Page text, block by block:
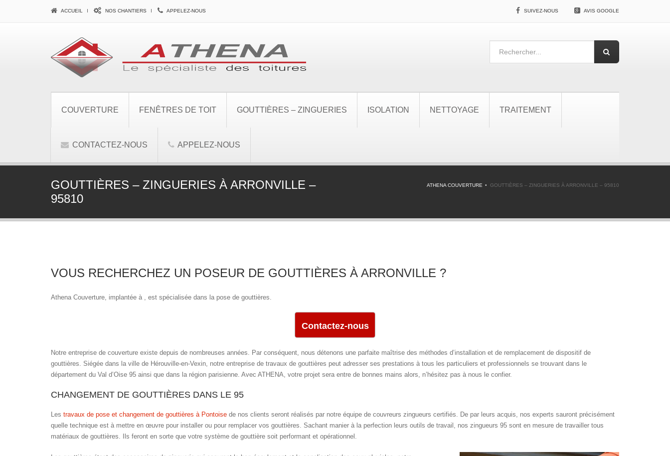
ACCUEIL NOS CHANTIERS APPELEZ-NOUS SUIVEZ-NOUS AVIS GOOGLE
COUVERTURE FENÊTRES DE TOIT GOUTTIÈRES – ZINGUERIES ISOLATION NETTOYAGE TRAITEMENT
CONTACTEZ-NOUS APPELEZ-NOUS
GOUTTIÈRES – ZINGUERIES À ARRONVILLE –
95810
ATHENA COUVERTURE GOUTTIÈRES – ZINGUERIES À ARRONVILLE – 95810
VOUS RECHERCHEZ UN POSEUR DE GOUTTIÈRES À ARRONVILLE ?
Athena Couverture, implantée à , est spécialisée dans la pose de gouttières.
Contactez-nous
Notre entreprise de couverture existe depuis de nombreuses années. Par conséquent, nous détenons une parfaite maîtrise des méthodes d’installation et de remplacement de dispositif de
gouttières. Siégée dans la ville de Hérouville-en-Vexin, notre entreprise de travaux de gouttières peut adresser ses prestations à tous les particuliers et professionnels se trouvant dans le
département du Val d’Oise 95 ainsi que dans la région parisienne. Avec ATHENA, votre projet sera entre de bonnes mains alors, n’hésitez pas à nous le confier.
CHANGEMENT DE GOUTTIÈRES DANS LE 95
Les travaux de pose et changement de gouttières à Pontoise de nos clients seront réalisés par notre équipe de couvreurs zingueurs certifiés. De par leurs acquis, nos experts sauront précisément
quelle technique est à mettre en œuvre pour installer ou pour remplacer vos gouttières. Sachant manier à la perfection leurs outils de travail, nos zingueurs 95 sont en mesure de travailler tous
matériaux de gouttières. Ils feront en sorte que votre système de gouttière soit performant et opérationnel.